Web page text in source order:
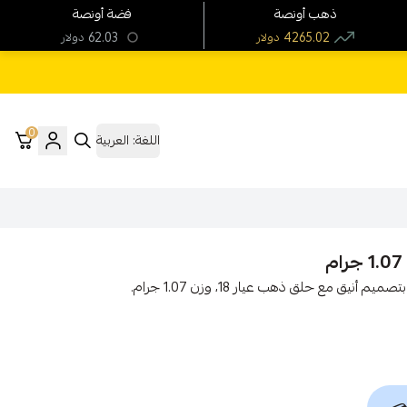
اللغة: العربية 0
حلق ذهب عيار 18 إيطالي وزن 1.07 جرام بتصميم أنيقاستمتع بتصميم أنيق مع حلق ذهب عيار 18، وزن 1.07 جرام.
فضة أونصة
دولار 62.03
ذهب أونصة
دولار 4265.02